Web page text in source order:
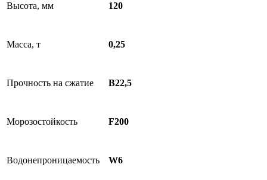
Высота, мм 120
Масса, т 0,25
Прочность на сжатие В22,5
Морозостойкость F200
Водонепроницаемость W6